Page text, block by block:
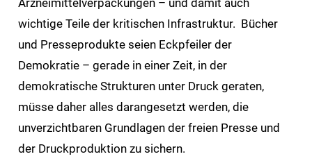
wichtige Teile der kritischen Infrastruktur. Bücher
und Presseprodukte seien Eckpfeiler der
Demokratie – gerade in einer Zeit, in der
demokratische Strukturen unter Druck geraten,
müsse daher alles darangesetzt werden, die
unverzichtbaren Grundlagen der freien Presse und
der Druckproduktion zu sichern.